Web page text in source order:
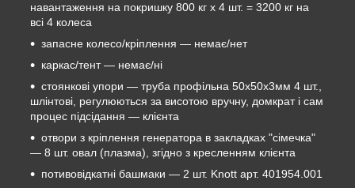
навантаження на покришку 800 кг х 4 шт. = 3200 кг на
всі 4 колеса
запасне колесо/кріплення — немає/нет
каркас/тент — немає/ні
стоянкові упори — труба профільна 50х50х3мм 4 шт.,
шлінтові, регулюються за висотою вручну, домкрат і сам
процес підсідання — клієнта
отвори з кріплення генератора в закладках "сімечка"
— 8 шт. овал (плазма), згідно з кресленням клієнта
потивовідкатні башмаки — 2 шт. Knott арт. 401954.001